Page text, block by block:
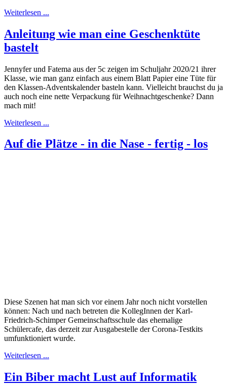
Weiterlesen ...
Anleitung wie man eine Geschenktüte
bastelt
Jennyfer und Fatema aus der 5c zeigen im Schuljahr 2020/21 ihrer
Klasse, wie man ganz einfach aus einem Blatt Papier eine Tüte für
den Klassen-Adventskalender basteln kann. Vielleicht brauchst du ja
auch noch eine nette Verpackung für Weihnachtgeschenke? Dann
mach mit!
Weiterlesen ...
Auf die Plätze - in die Nase - fertig - los
Diese Szenen hat man sich vor einem Jahr noch nicht vorstellen
können: Nach und nach betreten die KollegInnen der Karl-
Friedrich-Schimper Gemeinschaftsschule das ehemalige
Schülercafe, das derzeit zur Ausgabestelle der Corona-Testkits
umfunktioniert wurde.
Weiterlesen ...
Ein Biber macht Lust auf Informatik